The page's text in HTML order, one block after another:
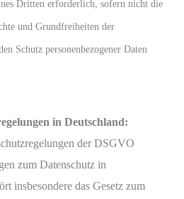
Dritten erforderlich, sofern nicht die
und Grundfreiheiten der
Schutz personenbezogener Daten
in Deutschland:
der DSGVO
zum Datenschutz in
insbesondere das Gesetz zum